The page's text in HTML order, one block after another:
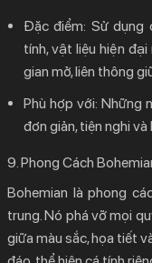
Đặc điểm: Sử dụng
tính, vật liệu hiện
gian mở, liên thông
Phù hợp với: Những
đơn giản, tiện nghi
9. Phong Cách
Bohemian là phong
trung. Nó phá vỡ mọi
giữa màu sắc, họa tiết